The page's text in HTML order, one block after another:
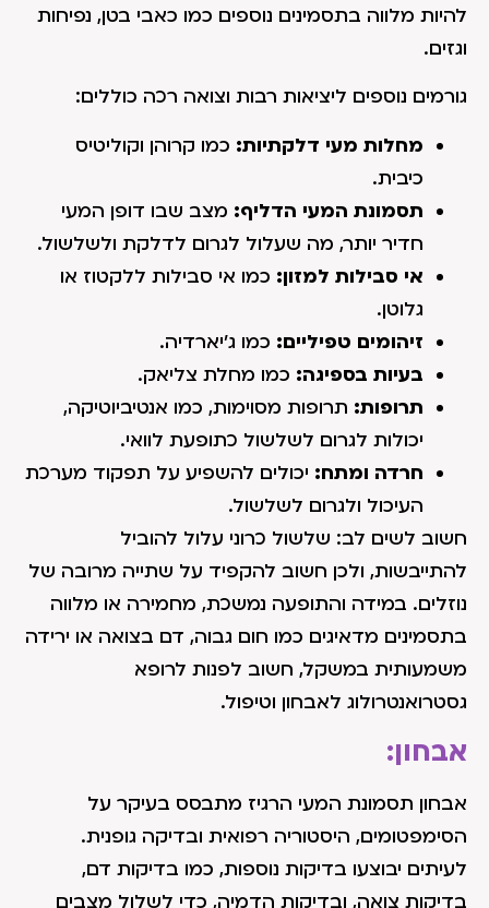
להיות מלווה בתסמינים נוספים כמו כאבי בטן, נפיחות
וגזים.
גורמים נוספים ליציאות רבות וצואה רכה כוללים:
מחלות מעי דלקתיות: כמו קרוהן וקוליטיס
כיבית.
תסמונת המעי הדליף: מצב שבו דופן המעי
חדיר יותר, מה שעלול לגרום לדלקת ולשלשול.
אי סבילות למזון: כמו אי סבילות ללקטוז או
גלוטן.
זיהומים טפיליים: כמו ג'יארדיה.
בעיות בספיגה: כמו מחלת צליאק.
תרופות: תרופות מסוימות, כמו אנטיביוטיקה,
יכולות לגרום לשלשול כתופעת לוואי.
חרדה ומתח: יכולים להשפיע על תפקוד מערכת
העיכול ולגרום לשלשול.
חשוב לשים לב: שלשול כרוני עלול להוביל
להתייבשות, ולכן חשוב להקפיד על שתייה מרובה של
נוזלים. במידה והתופעה נמשכת, מחמירה או מלווה
בתסמינים מדאיגים כמו חום גבוה, דם בצואה או ירידה
משמעותית במשקל, חשוב לפנות לרופא
גסטרואנטרולוג לאבחון וטיפול.
אבחון:
אבחון תסמונת המעי הרגיז מתבסס בעיקר על
הסימפטומים, היסטוריה רפואית ובדיקה גופנית.
לעיתים יבוצעו בדיקות נוספות, כמו בדיקות דם,
בדיקות צואה, ובדיקות הדמיה, כדי לשלול מצבים